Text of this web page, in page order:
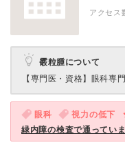
アクセ
霰粒腫について
【専門医・資格】 眼科専
眼科 視力の低下
緑内障の検査で通ってい